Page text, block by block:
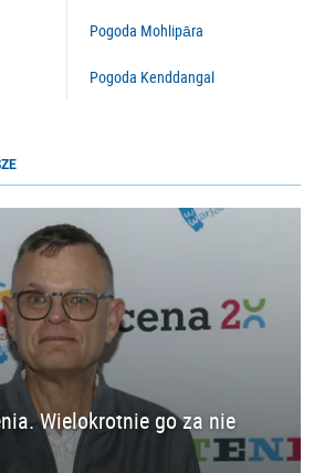
Pogoda Mohlipāra
Pogoda Kenddangal
Wielokrotnie go za nie